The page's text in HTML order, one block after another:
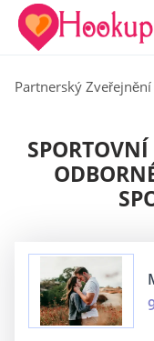
Partnerský Zveřejnění